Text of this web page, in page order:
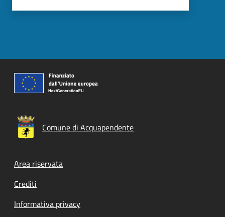
Comune di Acquapendente
Footer menu
Area riservata
Crediti
Informativa privacy